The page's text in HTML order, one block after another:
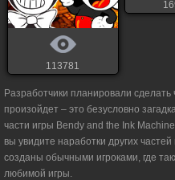
113781
Разработчики планировали сделать
произойдет – это безусловно
части игры Bendy and the Ink
вы увидите наработки других
созданы обычными игроками, где
любимой игры.